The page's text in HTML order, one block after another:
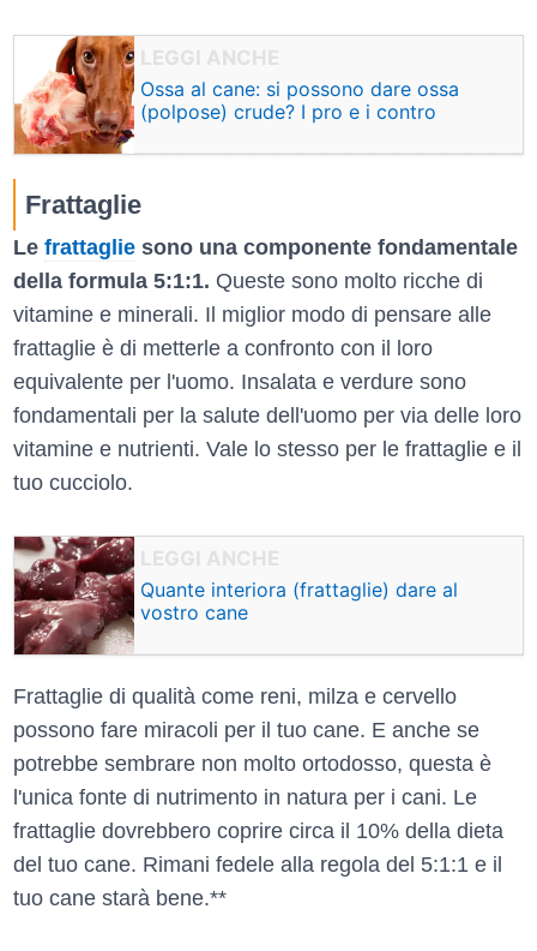
Ossa al cane: si possono dare ossa
(polpose) crude? I pro e i contro
Frattaglie
Le frattaglie sono una componente fondamentale
della formula 5:1:1. Queste sono molto ricche di
vitamine e minerali. Il miglior modo di pensare alle
frattaglie è di metterle a confronto con il loro
equivalente per l'uomo. Insalata e verdure sono
fondamentali per la salute dell'uomo per via delle loro
vitamine e nutrienti. Vale lo stesso per le frattaglie e il
tuo cucciolo.
Quante interiora (frattaglie) dare al
vostro cane
Frattaglie di qualità come reni, milza e cervello
possono fare miracoli per il tuo cane. E anche se
potrebbe sembrare non molto ortodosso, questa è
l'unica fonte di nutrimento in natura per i cani. Le
frattaglie dovrebbero coprire circa il 10% della dieta
del tuo cane. Rimani fedele alla regola del 5:1:1 e il
tuo cane starà bene.**